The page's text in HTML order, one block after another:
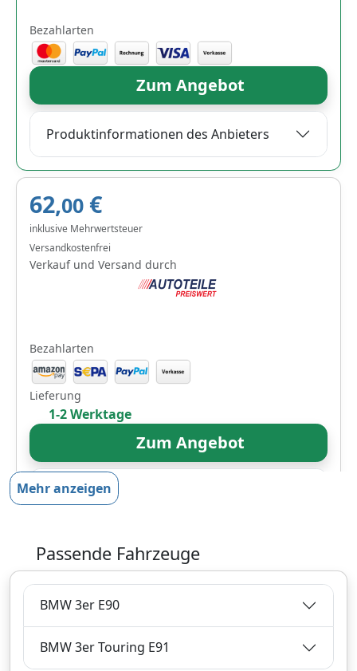
Bezahlarten
Zum Angebot
Produktinformationen des Anbieters
62,00 €
inklusive Mehrwertsteuer
Versandkostenfrei
Verkauf und Versand durch
Bezahlarten
Lieferung
1-2 Werktage
Zum Angebot
Produktinformationen des Anbieters
62,18€
inklusive Mehrwertsteuer
Versandkostenfrei
Mehr anzeigen
Passende Fahrzeuge
BMW 3er E90
BMW 3er Touring E91